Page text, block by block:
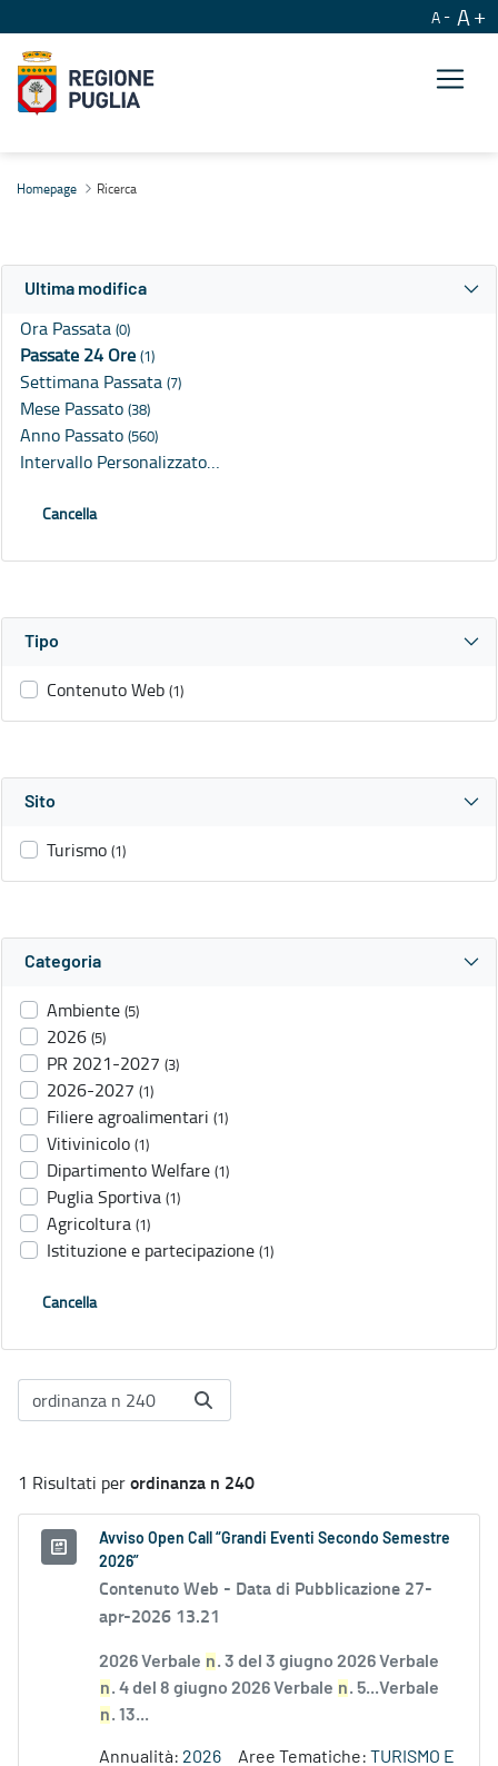
A A
Homepage Ricerca
Ultima modifica
Ora Passata (0)
Passate 24 Ore (1)
Settimana Passata (7)
Mese Passato (38)
Anno Passato (560)
Intervallo Personalizzato…
Cancella
Tipo
Contenuto Web (1)
Sito
Turismo (1)
Categoria
Ambiente (5)
2026 (5)
PR 2021-2027 (3)
2026-2027 (1)
Filiere agroalimentari (1)
Vitivinicolo (1)
Dipartimento Welfare (1)
Puglia Sportiva (1)
Agricoltura (1)
Istituzione e partecipazione (1)
Cancella
1 Risultati perordinanza n 240
Avviso Open Call “Grandi Eventi Secondo Semestre
2026”
Contenuto Web - Data di Pubblicazione 27-
apr-2026 13.21
2026 Verbale n. 3 del 3 giugno 2026 Verbale
n. 4 del 8 giugno 2026 Verbale n. 5...Verbale
n. 13...
Annualità: 2026 Aree Tematiche: TURISMO E